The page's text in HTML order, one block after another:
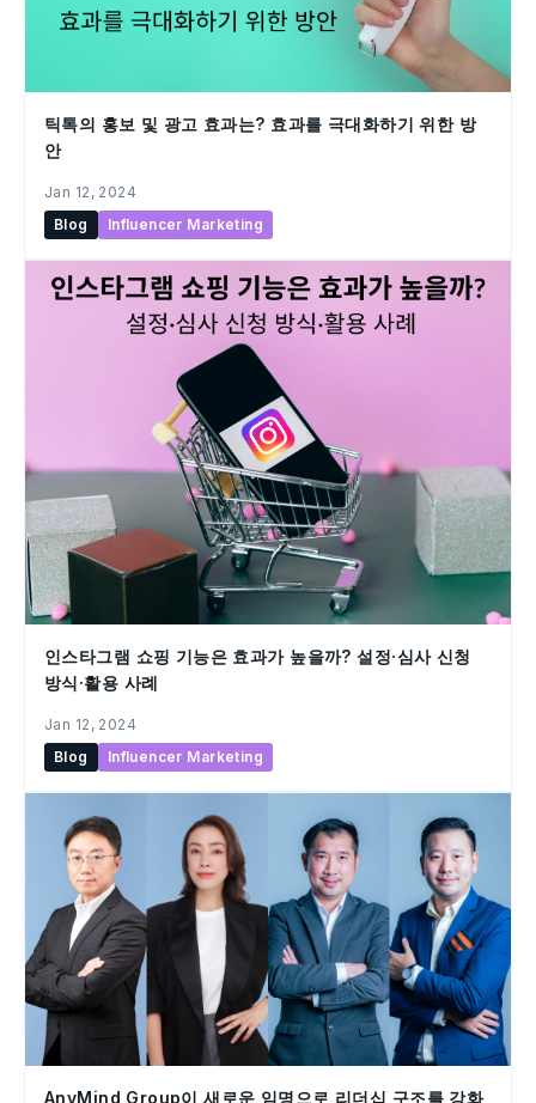
틱톡의 홍보 및 광고 효과는? 효과를 극대화하기 위한 방
안
Jan 12, 2024
Blog
Influencer Marketing
인스타그램 쇼핑 기능은 효과가 높을까? 설정·심사 신청
방식·활용 사례
Jan 12, 2024
Blog
Influencer Marketing
AnyMind Group이 새로운 임명으로 리더십 구조를 강화